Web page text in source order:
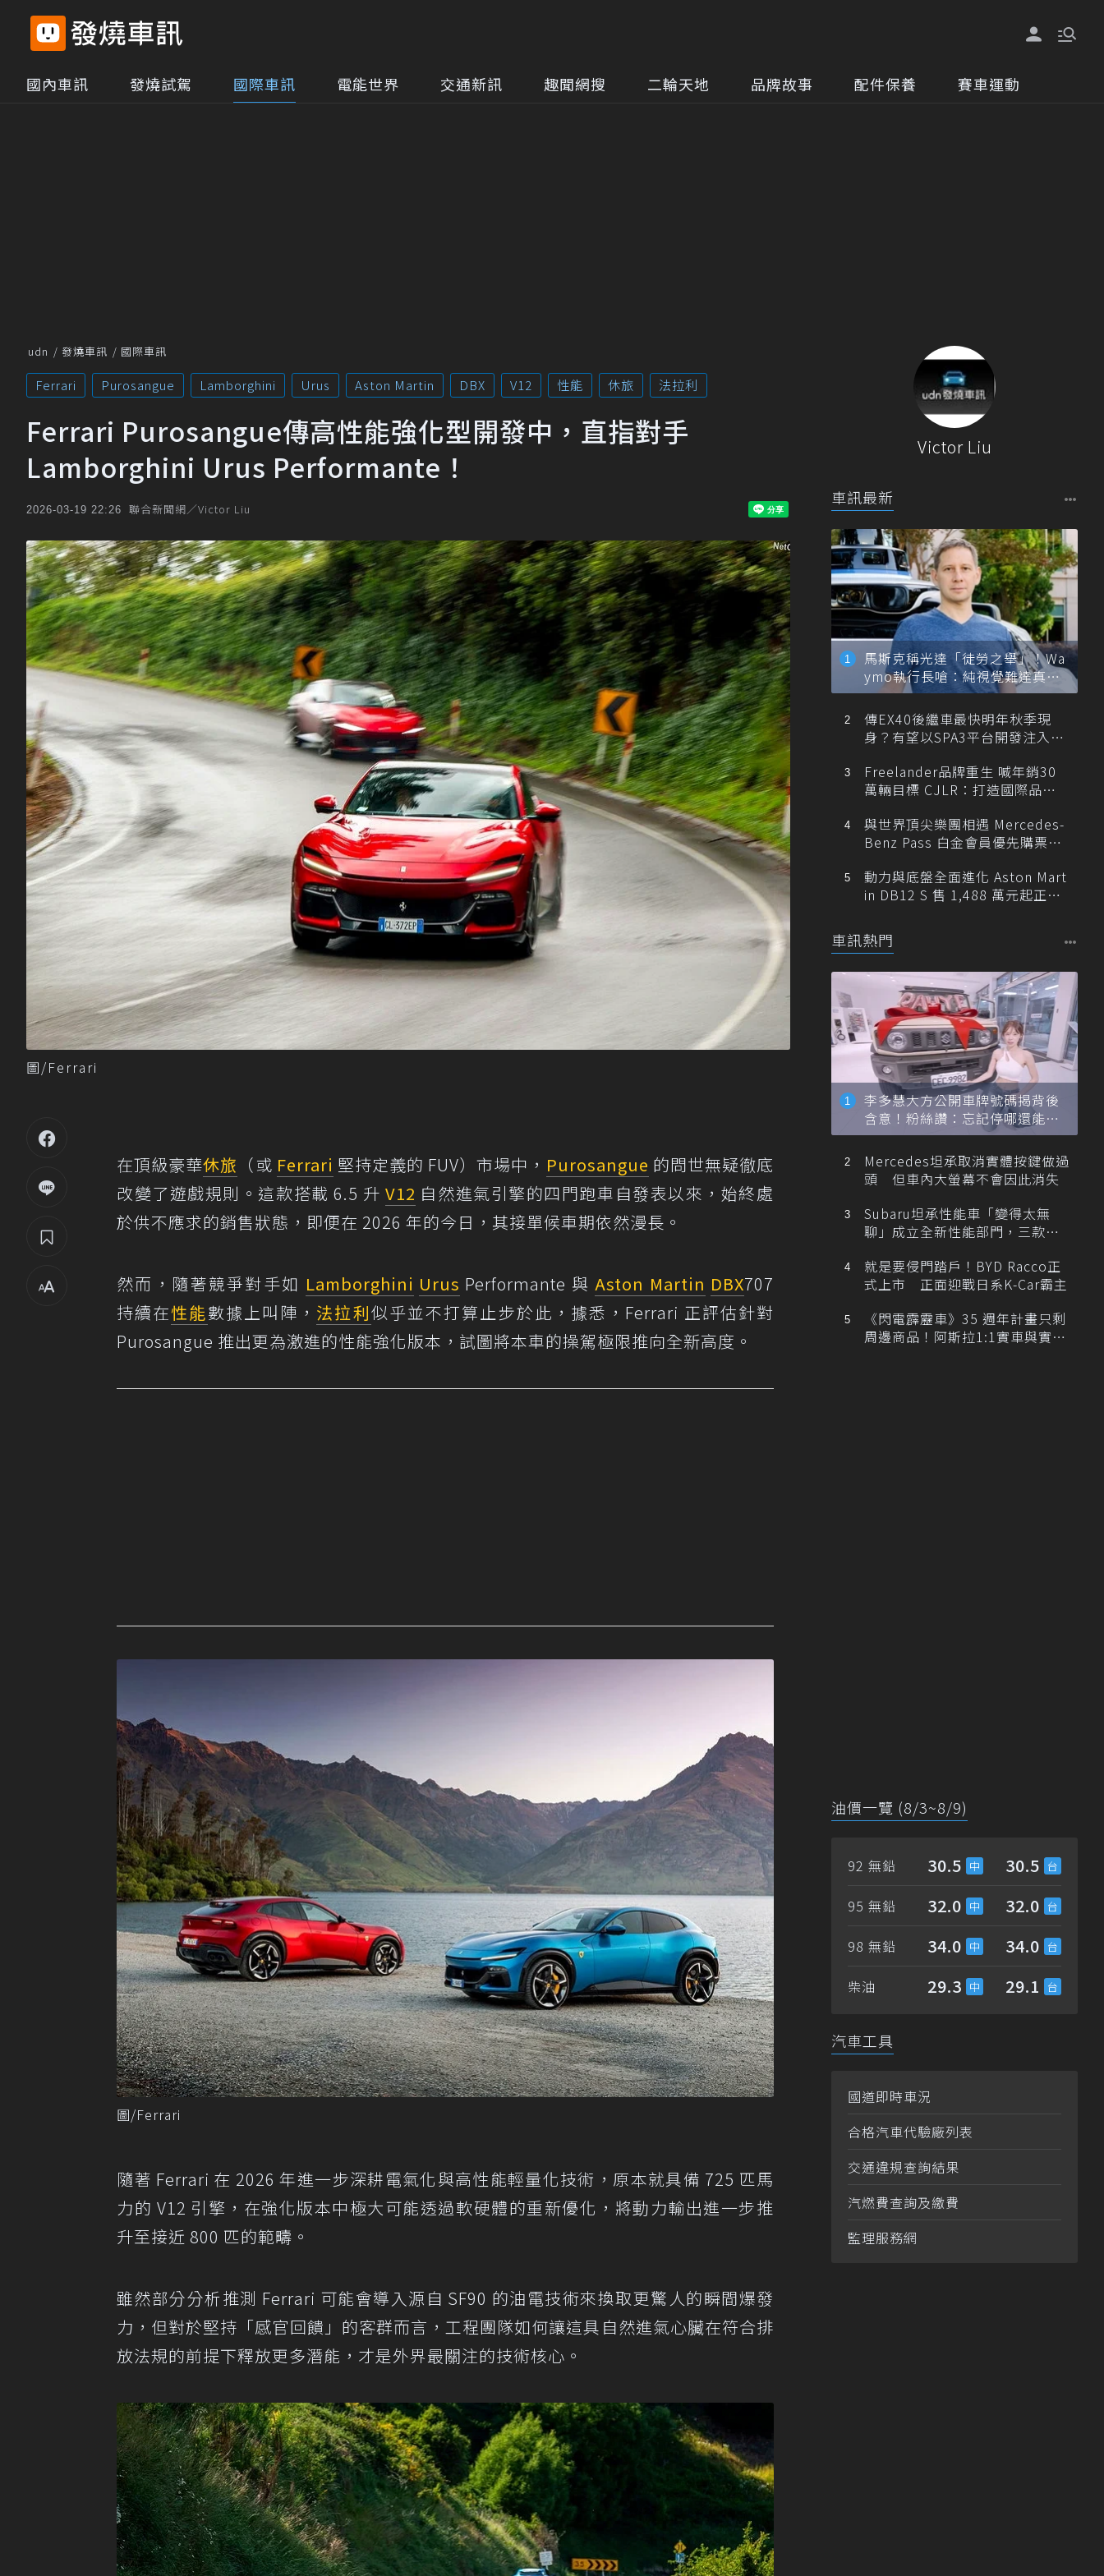
國內車訊 發燒試駕 國際車訊 電能世界 交通新訊 趣聞網搜 二輪天地 品牌故事 配件保養 賽車運動
udn 發燒車訊 國際車訊
Ferrari Purosangue Lamborghini Urus Aston Martin DBX V12 性能 休旅 法拉利
Ferrari Purosangue傳高性能強化型開發中，直指對手
Lamborghini Urus Performante！
2026-03-19 22:26 聯合新聞網／Victor Liu
圖/Ferrari
在頂級豪華休旅 （或 Ferrari 堅持定義的 FUV）市場中， Purosangue 的問世無疑徹底
改變了遊戲規則。這款搭載 6.5 升 V12 自然進氣引擎的四門跑車自發表以來，始終處
於供不應求的銷售狀態，即便在 2026 年的今日，其接單候車期依然漫長。
然而，隨著競爭對手如 Lamborghini Urus Performante 與Aston Martin DBX707
持續在性能數據上叫陣， 法拉利似乎並不打算止步於此，據悉，Ferrari 正評估針對
Purosangue 推出更為激進的性能強化版本，試圖將本車的操駕極限推向全新高度。
圖/Ferrari
隨著 Ferrari 在 2026 年進一步深耕電氣化與高性能輕量化技術，原本就具備 725 匹馬
力的 V12 引擎，在強化版本中極大可能透過軟硬體的重新優化，將動力輸出進一步推
升至接近 800 匹的範疇。
雖然部分分析推測 Ferrari 可能會導入源自 SF90 的油電技術來換取更驚人的瞬間爆發
力，但對於堅持「感官回饋」的客群而言，工程團隊如何讓這具自然進氣心臟在符合排
放法規的前提下釋放更多潛能，才是外界最關注的技術核心。
Victor Liu
車訊最新
馬斯克稱光達「徒勞之舉」！Wa
ymo執行長嗆：純視覺難達真正
自動駕駛
傳EX40後繼車最快明年秋季現
身？有望以SPA3平台開發注入80
Freelander品牌重生 喊年銷30
萬輛目標 CJLR：打造國際品牌
與世界頂尖樂團相遇 Mercedes-
Benz Pass 白金會員優先購票維
動力與底盤全面進化 Aston Mart
in DB12 S 售 1,488 萬元起正式
車訊熱門
李多慧大方公開車牌號碼揭背後
含意！粉絲讚：忘記停哪還能幫
忙找車
Mercedes坦承取消實體按鍵做過
頭 但車內大螢幕不會因此消失
Subaru坦承性能車「變得太無
聊」成立全新性能部門，三款手
就是要侵門踏戶！BYD Racco正
式上市 正面迎戰日系K-Car霸主
《閃電霹靂車》35 週年計畫只剩
周邊商品！阿斯拉1:1實車與實體
油價一覽 (8/3~8/9)
92 無鉛 30.5 30.5
95 無鉛 32.0 32.0
98 無鉛 34.0 34.0
柴油 29.3 29.1
汽車工具
國道即時車況
合格汽車代驗廠列表
交通違規查詢結果
汽燃費查詢及繳費
監理服務網